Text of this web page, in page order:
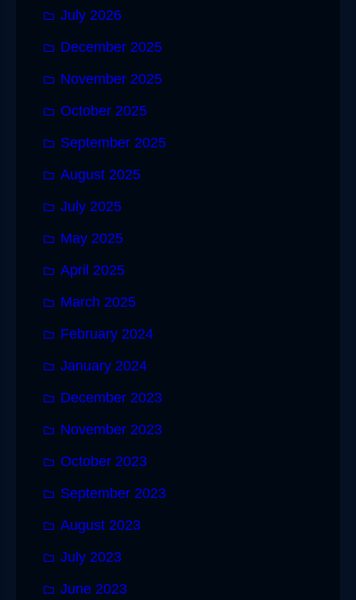
July 2026
December 2025
November 2025
October 2025
September 2025
August 2025
July 2025
May 2025
April 2025
March 2025
February 2024
January 2024
December 2023
November 2023
October 2023
September 2023
August 2023
July 2023
June 2023